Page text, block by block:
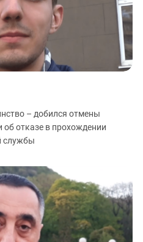
– добился отмены
отказе в прохождении
службы